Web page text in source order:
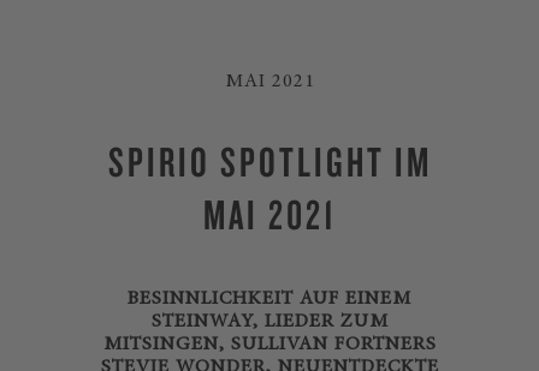
MAI 2021
SPIRIO SPOTLIGHT IM
MAI 2021
BESINNLICHKEIT AUF EINEM
STEINWAY, LIEDER ZUM
MITSINGEN, SULLIVAN FORTNERS